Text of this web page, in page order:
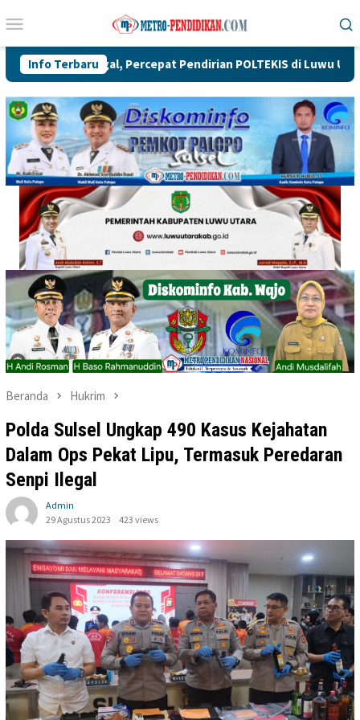
ke
Mobile
Info Terbaru
Tegal, Percepat Pendirian POLTEKIS di Luwu Utara
Beranda Hukrim
Polda Sulsel Ungkap 490 Kasus Kejahatan
Dalam Ops Pekat Lipu, Termasuk Peredaran
Senpi Ilegal
Admin
29 Agustus 2023
423 views